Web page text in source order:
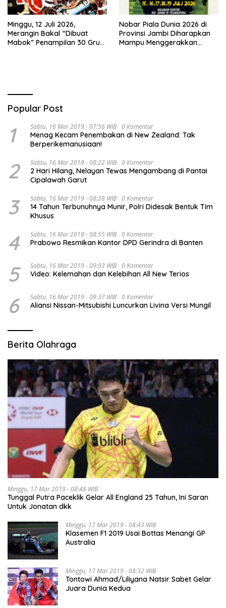
Minggu, 12 Juli 2026,
Merangin Bakal “Dibuat
Mabok” Penampilan 30 Grup
Nobar Piala Dunia 2026 di
Provinsi Jambi Diharapkan
Mampu Menggerakkan
Popular Post
1 Sabtu, 16 Mar 2019 - 07:56 WIB 0 Komentar
Menag Kecam Penembakan di New Zealand: Tak
Berperikemanusiaan!
2 Sabtu, 16 Mar 2019 - 08:22 WIB 0 Komentar
2 Hari Hilang, Nelayan Tewas Mengambang di Pantai
Cipalawah Garut
3 Sabtu, 16 Mar 2019 - 08:28 WIB 0 Komentar
14 Tahun Terbunuhnya Munir, Polri Didesak Bentuk Tim
Khusus
4 Sabtu, 16 Mar 2019 - 08:55 WIB 0 Komentar
Prabowo Resmikan Kantor DPD Gerindra di Banten
5 Sabtu, 16 Mar 2019 - 09:03 WIB 0 Komentar
Video: Kelemahan dan Kelebihan All New Terios
6 Sabtu, 16 Mar 2019 - 09:37 WIB 0 Komentar
Aliansi Nissan-Mitsubishi Luncurkan Livina Versi Mungil
Berita Olahraga
Minggu, 17 Mar 2019 - 08:48 WIB
Tunggal Putra Paceklik Gelar All England 25 Tahun, Ini Saran
Untuk Jonatan dkk
Minggu, 17 Mar 2019 - 08:43 WIB
Klasemen F1 2019 Usai Bottas Menangi GP
Australia
Minggu, 17 Mar 2019 - 08:32 WIB
Tontowi Ahmad/Liliyana Natsir Sabet Gelar
Juara Dunia Kedua